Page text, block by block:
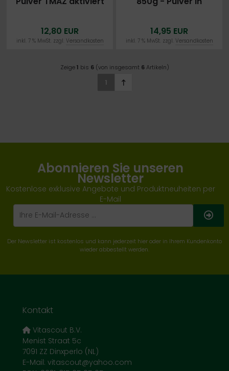
25µm Zeolithpulver
Mineralerde 0,5kg
12,80 EUR
inkl. 7 % MwSt. zzgl. Versandkosten
14,95 EUR
inkl. 7 % MwSt. zzgl. Versandkosten
Zeige1 bis 6(von insgesamt 6Artikeln)
1
Abonnieren Sie unseren
Newsletter
Kostenlose exklusive Angebote und Produktneuheiten per
E-Mail
Der Newsletter ist kostenlos und kann jederzeit hier oder in Ihrem Kundenkonto
wieder abbestellt werden.
Kontakt
Vitascout B.V.
Menist Straat 5c
7091 ZZ Dinxperlo (NL)
E-Mail: vitascout@yahoo.com